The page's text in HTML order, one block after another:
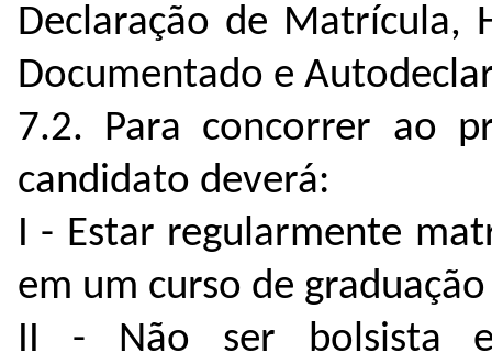
Declaração de Matrícula,
Documentado e
7.2. Para concorrer ao
candidato deverá:
I - Estar regularmente
em um curso de graduação
II - Não ser bolsista